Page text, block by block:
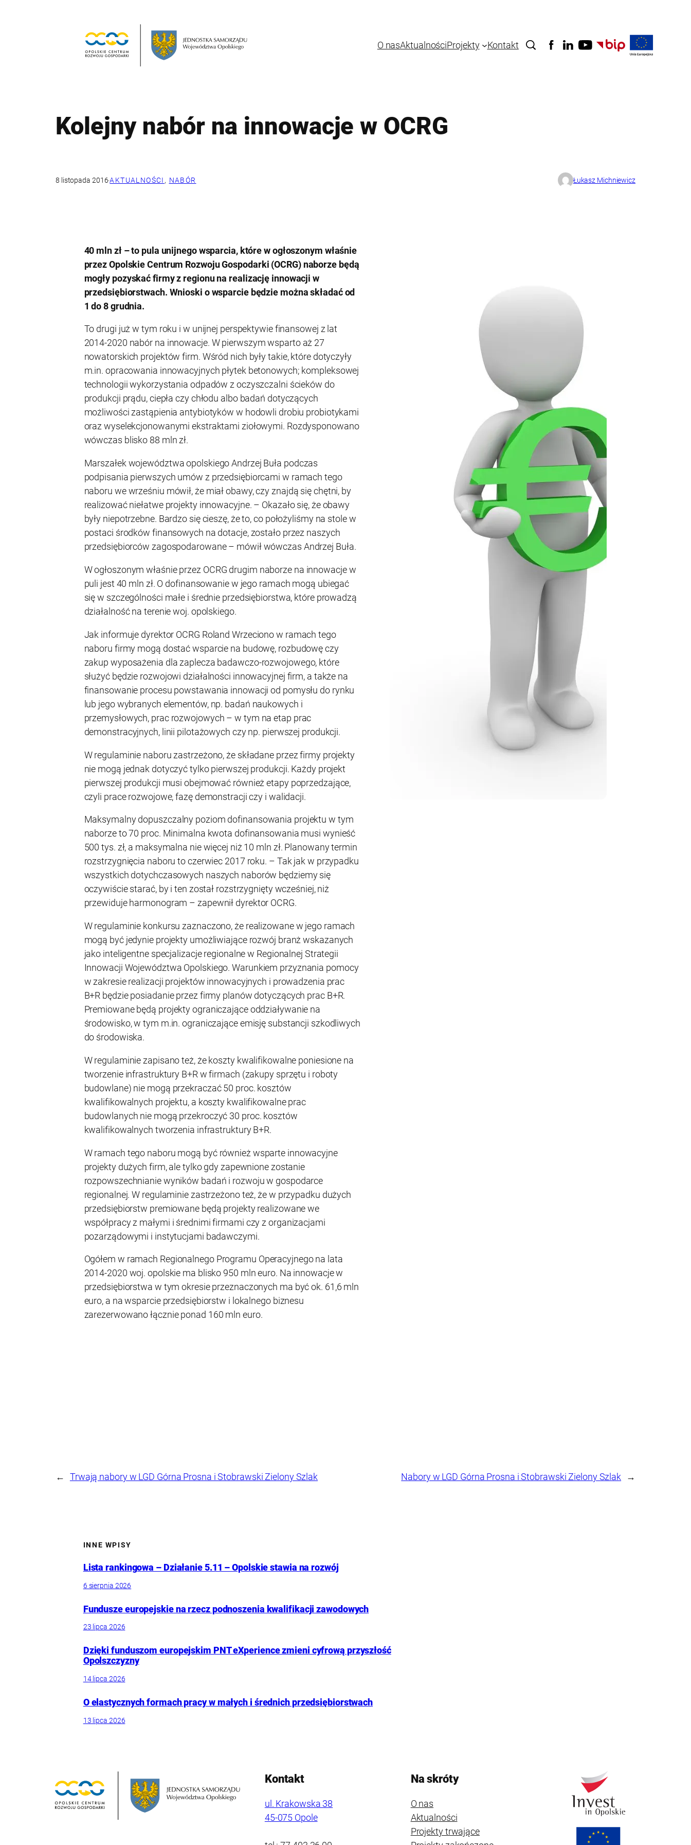
O nasAktualnościProjekty Kontakt
Kolejny nabór na innowacje w OCRG
8 listopada 2016·AKTUALNOŚCI , NABÓR Łukasz Michniewicz
40 mln zł – to pula unijnego wsparcia, które w ogłoszonym właśnie
przez Opolskie Centrum Rozwoju Gospodarki (OCRG) naborze będą
mogły pozyskać firmy z regionu na realizację innowacji w
przedsiębiorstwach. Wnioski o wsparcie będzie można składać od
1 do 8 grudnia.
To drugi już w tym roku i w unijnej perspektywie finansowej z lat
2014-2020 nabór na innowacje. W pierwszym wsparto aż 27
nowatorskich projektów firm. Wśród nich były takie, które dotyczyły
m.in. opracowania innowacyjnych płytek betonowych; kompleksowej
technologii wykorzystania odpadów z oczyszczalni ścieków do
produkcji prądu, ciepła czy chłodu albo badań dotyczących
możliwości zastąpienia antybiotyków w hodowli drobiu probiotykami
oraz wyselekcjonowanymi ekstraktami ziołowymi. Rozdysponowano
wówczas blisko 88 mln zł.
Marszałek województwa opolskiego Andrzej Buła podczas
podpisania pierwszych umów z przedsiębiorcami w ramach tego
naboru we wrześniu mówił, że miał obawy, czy znajdą się chętni, by
realizować niełatwe projekty innowacyjne. – Okazało się, że obawy
były niepotrzebne. Bardzo się cieszę, że to, co położyliśmy na stole w
postaci środków finansowych na dotacje, zostało przez naszych
przedsiębiorców zagospodarowane – mówił wówczas Andrzej Buła.
W ogłoszonym właśnie przez OCRG drugim naborze na innowacje w
puli jest 40 mln zł. O dofinansowanie w jego ramach mogą ubiegać
się w szczególności małe i średnie przedsiębiorstwa, które prowadzą
działalność na terenie woj. opolskiego.
Jak informuje dyrektor OCRG Roland Wrzeciono w ramach tego
naboru firmy mogą dostać wsparcie na budowę, rozbudowę czy
zakup wyposażenia dla zaplecza badawczo-rozwojowego, które
służyć będzie rozwojowi działalności innowacyjnej firm, a także na
finansowanie procesu powstawania innowacji od pomysłu do rynku
lub jego wybranych elementów, np. badań naukowych i
przemysłowych, prac rozwojowych – w tym na etap prac
demonstracyjnych, linii pilotażowych czy np. pierwszej produkcji.
W regulaminie naboru zastrzeżono, że składane przez firmy projekty
nie mogą jednak dotyczyć tylko pierwszej produkcji. Każdy projekt
pierwszej produkcji musi obejmować również etapy poprzedzające,
czyli prace rozwojowe, fazę demonstracji czy i walidacji.
Maksymalny dopuszczalny poziom dofinansowania projektu w tym
naborze to 70 proc. Minimalna kwota dofinansowania musi wynieść
500 tys. zł, a maksymalna nie więcej niż 10 mln zł. Planowany termin
rozstrzygnięcia naboru to czerwiec 2017 roku. – Tak jak w przypadku
wszystkich dotychczasowych naszych naborów będziemy się
oczywiście starać, by i ten został rozstrzygnięty wcześniej, niż
przewiduje harmonogram – zapewnił dyrektor OCRG.
W regulaminie konkursu zaznaczono, że realizowane w jego ramach
mogą być jedynie projekty umożliwiające rozwój branż wskazanych
jako inteligentne specjalizacje regionalne w Regionalnej Strategii
Innowacji Województwa Opolskiego. Warunkiem przyznania pomocy
w zakresie realizacji projektów innowacyjnych i prowadzenia prac
B+R będzie posiadanie przez firmy planów dotyczących prac B+R.
Premiowane będą projekty ograniczające oddziaływanie na
środowisko, w tym m.in. ograniczające emisję substancji szkodliwych
do środowiska.
W regulaminie zapisano też, że koszty kwalifikowalne poniesione na
tworzenie infrastruktury B+R w firmach (zakupy sprzętu i roboty
budowlane) nie mogą przekraczać 50 proc. kosztów
kwalifikowalnych projektu, a koszty kwalifikowalne prac
budowlanych nie mogą przekroczyć 30 proc. kosztów
kwalifikowalnych tworzenia infrastruktury B+R.
W ramach tego naboru mogą być również wsparte innowacyjne
projekty dużych firm, ale tylko gdy zapewnione zostanie
rozpowszechnianie wyników badań i rozwoju w gospodarce
regionalnej. W regulaminie zastrzeżono też, że w przypadku dużych
przedsiębiorstw premiowane będą projekty realizowane we
współpracy z małymi i średnimi firmami czy z organizacjami
pozarządowymi i instytucjami badawczymi.
Ogółem w ramach Regionalnego Programu Operacyjnego na lata
2014-2020 woj. opolskie ma blisko 950 mln euro. Na innowacje w
przedsiębiorstwa w tym okresie przeznaczonych ma być ok. 61,6 mln
euro, a na wsparcie przedsiębiorstw i lokalnego biznesu
zarezerwowano łącznie ponad 160 mln euro.
← Trwają nabory w LGD Górna Prosna i Stobrawski Zielony Szlak Nabory w LGD Górna Prosna i Stobrawski Zielony Szlak →
INNE WPISY
Lista rankingowa – Działanie 5.11 – Opolskie stawia na rozwój
6 sierpnia 2026
Fundusze europejskie na rzecz podnoszenia kwalifikacji zawodowych
23 lipca 2026
Dzięki funduszom europejskim PNT eXperience zmieni cyfrową przyszłość
Opolszczyzny
14 lipca 2026
O elastycznych formach pracy w małych i średnich przedsiębiorstwach
13 lipca 2026
Kontakt
ul. Krakowska 38
45-075 Opole
Na skróty
O nas
Aktualności
Projekty trwające